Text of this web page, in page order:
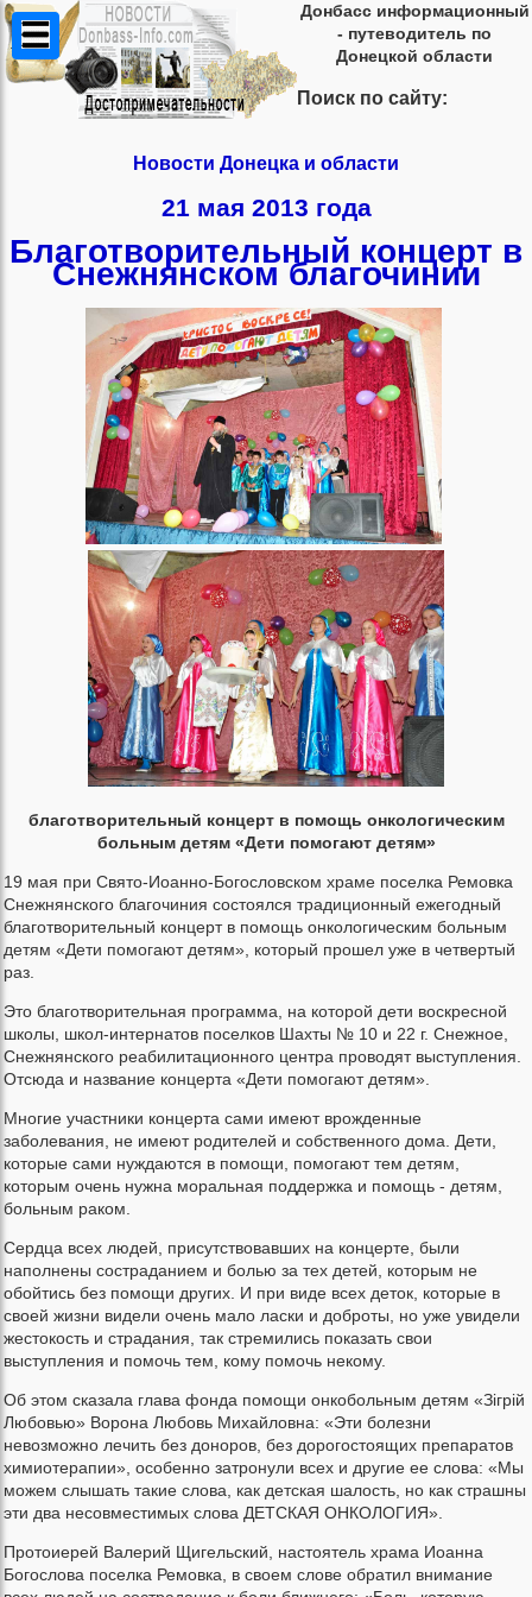
Донбасс информационный
- путеводитель по
Донецкой области
Поиск по сайту:
Новости Донецка и области
21 мая 2013 года
Благотворительный концерт в
Снежнянском благочинии
благотворительный концерт в помощь онкологическим
больным детям «Дети помогают детям»
19 мая при Свято-Иоанно-Богословском храме поселка Ремовка
Снежнянского благочиния состоялся традиционный ежегодный
благотворительный концерт в помощь онкологическим больным
детям «Дети помогают детям», который прошел уже в четвертый
раз.
Это благотворительная программа, на которой дети воскресной
школы, школ-интернатов поселков Шахты № 10 и 22 г. Снежное,
Снежнянского реабилитационного центра проводят выступления.
Отсюда и название концерта «Дети помогают детям».
Многие участники концерта сами имеют врожденные
заболевания, не имеют родителей и собственного дома. Дети,
которые сами нуждаются в помощи, помогают тем детям,
которым очень нужна моральная поддержка и помощь - детям,
больным раком.
Сердца всех людей, присутствовавших на концерте, были
наполнены состраданием и болью за тех детей, которым не
обойтись без помощи других. И при виде всех деток, которые в
своей жизни видели очень мало ласки и доброты, но уже увидели
жестокость и страдания, так стремились показать свои
выступления и помочь тем, кому помочь некому.
Об этом сказала глава фонда помощи онкобольным детям «Зiгрiй
Любовью» Ворона Любовь Михайловна: «Эти болезни
невозможно лечить без доноров, без дорогостоящих препаратов
химиотерапии», особенно затронули всех и другие ее слова: «Мы
можем слышать такие слова, как детская шалость, но как страшны
эти два несовместимых слова ДЕТСКАЯ ОНКОЛОГИЯ».
Протоиерей Валерий Щигельский, настоятель храма Иоанна
Богослова поселка Ремовка, в своем слове обратил внимание